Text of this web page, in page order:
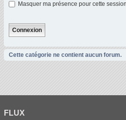
Masquer ma présence pour cette session
Cette catégorie ne contient aucun forum.
FLUX